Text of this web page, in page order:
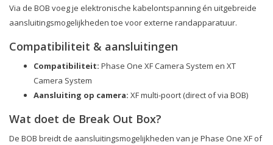
Via de BOB voeg je elektronische kabelontspanning én uitgebreide
aansluitingsmogelijkheden toe voor externe randapparatuur.
Compatibiliteit & aansluitingen
Compatibiliteit: Phase One XF Camera System en XT
Camera System
Aansluiting op camera: XF multi-poort (direct of via BOB)
Wat doet de Break Out Box?
De BOB breidt de aansluitingsmogelijkheden van je Phase One XF of